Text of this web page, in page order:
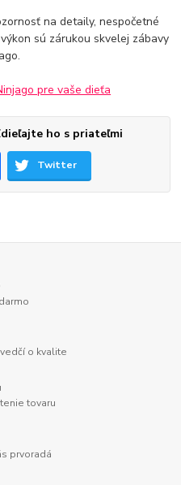
na detaily, nespočetné
sú zárukou skvelej zábavy
pre vaše dieťa
ho s priateľmi
Twitter
o kvalite
tovaru
prvoradá